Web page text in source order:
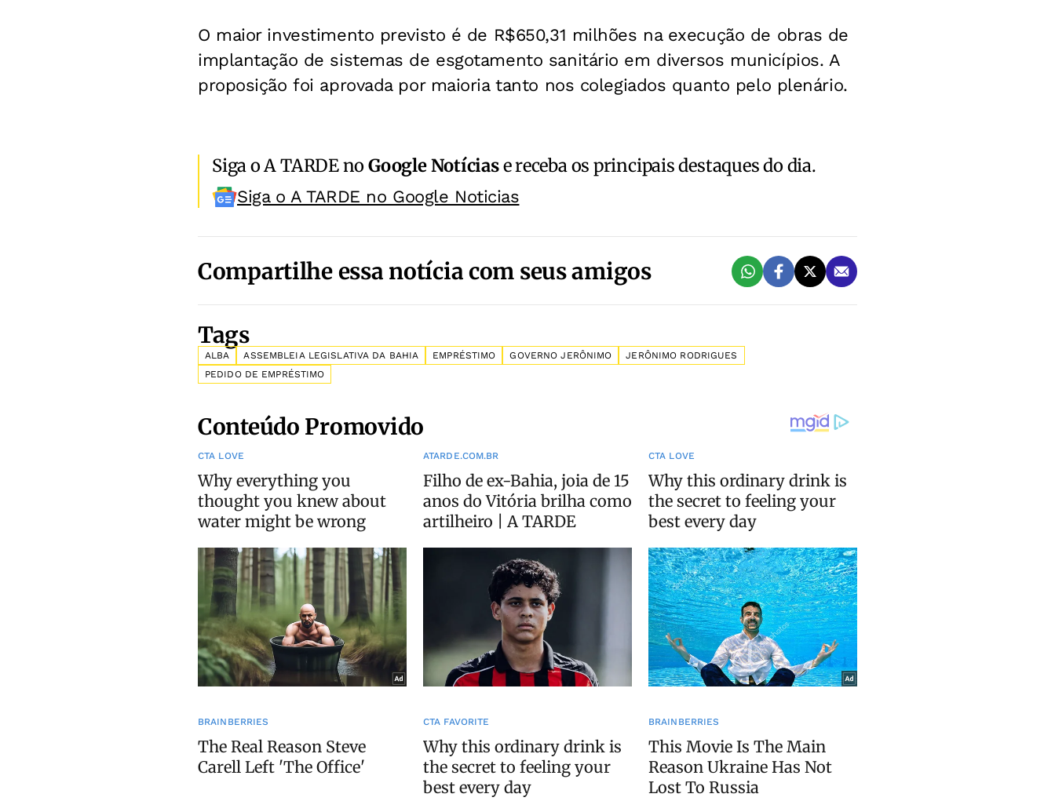
O maior investimento previsto é de R$650,31 milhões na execução de obras de
implantação de sistemas de esgotamento sanitário em diversos municípios. A
proposição foi aprovada por maioria tanto nos colegiados quanto pelo plenário.
Siga o A TARDE noGoogle Notíciase receba os principais destaques do dia.
Siga o A TARDE no Google Noticias
Compartilhe essa notícia com seus amigos
Tags
ALBA ASSEMBLEIA LEGISLATIVA DA BAHIA EMPRÉSTIMO GOVERNO JERÔNIMO
JERÔNIMO RODRIGUES
PEDIDO DE EMPRÉSTIMO